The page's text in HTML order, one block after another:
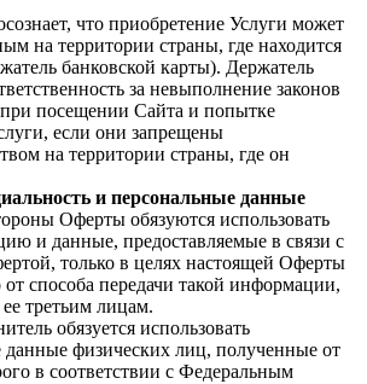
что приобретение Услуги может
на территории страны, где находится
банковской карты). Держатель
за невыполнение законов
посещении Сайта и попытке
если они запрещены
на территории страны, где он
и персональные данные
Оферты обязуются использовать
и данные, предоставляемые в связи с
только в целях настоящей Оферты
способа передачи такой информации,
ее третьим лицам.
обязуется использовать
данные физических лиц, полученные от
в соответствии с Федеральным